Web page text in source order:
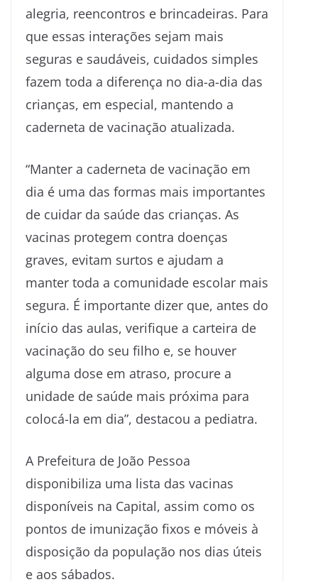
alegria, reencontros e brincadeiras. Para
que essas interações sejam mais
seguras e saudáveis, cuidados simples
fazem toda a diferença no dia-a-dia das
crianças, em especial, mantendo a
caderneta de vacinação atualizada.
“Manter a caderneta de vacinação em
dia é uma das formas mais importantes
de cuidar da saúde das crianças. As
vacinas protegem contra doenças
graves, evitam surtos e ajudam a
manter toda a comunidade escolar mais
segura. É importante dizer que, antes do
início das aulas, verifique a carteira de
vacinação do seu filho e, se houver
alguma dose em atraso, procure a
unidade de saúde mais próxima para
colocá-la em dia”, destacou a pediatra.
A Prefeitura de João Pessoa
disponibiliza uma lista das vacinas
disponíveis na Capital, assim como os
pontos de imunização fixos e móveis à
disposição da população nos dias úteis
e aos sábados.